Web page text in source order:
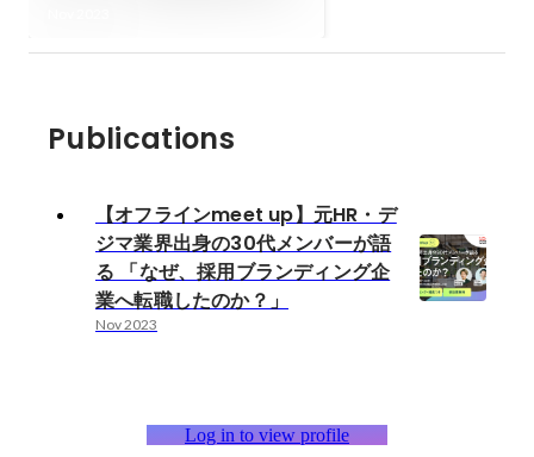
Publications
【オフラインmeet up】元HR・デ
ジマ業界出身の30代メンバーが語
る 「なぜ、採用ブランディング企
業へ転職したのか？」
Nov 2023
Log in to view profile